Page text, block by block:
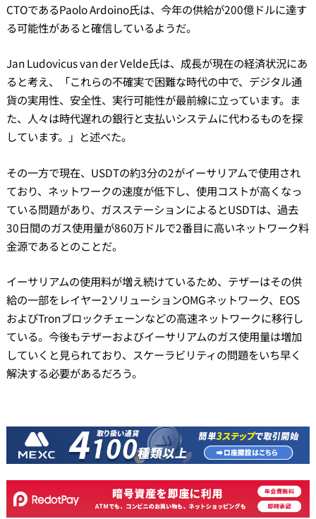
CTOであるPaolo Ardoino氏は、今年の供給が200億ドルに達す
る可能性があると確信しているようだ。
Jan Ludovicus van der Velde氏は、成長が現在の経済状況にあ
ると考え、「これらの不確実で困難な時代の中で、デジタル通
貨の実用性、安全性、実行可能性が最前線に立っています。ま
た、人々は時代遅れの銀行と支払いシステムに代わるものを探
しています。」と述べた。
その一方で現在、USDTの約3分の2がイーサリアムで使用され
ており、ネットワークの速度が低下し、使用コストが高くなっ
ている問題があり、ガスステーションによるとUSDTは、過去
30日間のガス使用量が860万ドルで2番目に高いネットワーク料
金源であるとのことだ。
イーサリアムの使用料が増え続けているため、テザーはその供
給の一部をレイヤー2ソリューションOMGネットワ​​ーク、EOS
およびTronブロックチェーンなどの高速ネットワークに移行し
ている。今後もテザーおよびイーサリアムのガス使用量は増加
していくと見られており、スケーラビリティの問題をいち早く
解決する必要があるだろう。